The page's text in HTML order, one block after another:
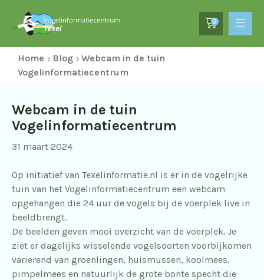
0
Home Blog
Webcam in de tuin
Vogelinformatiecentrum
Webcam in de tuin
Vogelinformatiecentrum
31 maart 2024
Op initiatief van Texelinformatie.nl is er in de vogelrijke
tuin van het Vogelinformatiecentrum een webcam
opgehangen die 24 uur de vogels bij de voerplek live in
beeldbrengt.
De beelden geven mooi overzicht van de voerplek. Je
ziet er dagelijks wisselende vogelsoorten voorbijkomen
varierend van groenlingen, huismussen, koolmees,
pimpelmees en natuurlijk de grote bonte specht die